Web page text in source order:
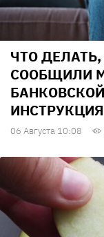
ЧТО
СООБЩИЛИ
ИНСТРУКЦИЯ
06 Августа 10:08